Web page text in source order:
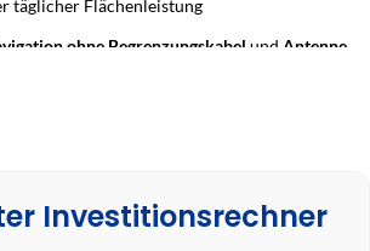
täglicher Flächenleistung
ohne Begrenzungskabel und Antenne
Investitionsrechner